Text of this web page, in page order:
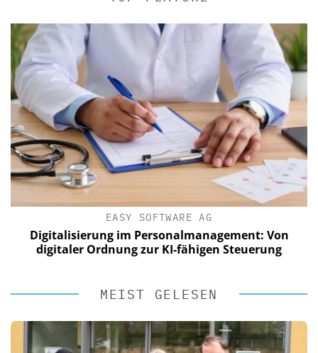
EASY SOFTWARE AG
Digitalisierung im Personalmanagement: Von
digitaler Ordnung zur KI-fähigen Steuerung
MEIST GELESEN